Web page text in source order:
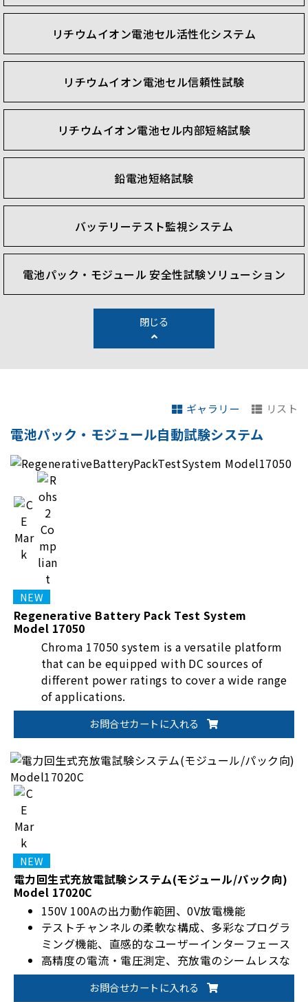
Chroma's battery module and pack test solutions
contain a charge and discharge cycler with BMS
EV energy storage. In accordance with the demands
for battery verification or production, the number
configured to regenerate the discharged energy
back to the grid. Seamless and fast conversion
between charging and discharging current enables
simulating the actual battery usage scenarios.
Accurate measurement and high-frequency sampling
facilitate correct analysis of the battery life. The
BMS and the battery pack end of line test system
can be widely used in battery pack production lines,
providing a programmable software platform and
characteristics, signal communication, and
protection functions.
リチウムイオン電池セル活性化システム
リチウムイオン電池セル信頼性試験
リチウムイオン電池セル内部短絡試験
鉛電池短絡試験
バッテリーテスト監視システム
電池パック・モジュール 安全性試験ソリューション
閉じる
ギャラリー リスト
電池パック・モジュール自動試験システム
Regenerative Battery Pack Test System
Model 17050
Chroma 17050 system is a versatile platform
that can be equipped with DC sources of
different power ratings to cover a wide range
of applications.
お問合せカートに入れる
電力回生式充放電試験システム(モジュール/パック向)
Model 17020C
150V 100Aの出力動作範囲、0V放電機能
テストチャンネルの柔軟な構成、多彩なプログラ
ミング機能、直感的なユーザーインターフェース
高精度の電流・電圧測定、充放電のシームレスな
切り替え、安定した途切れのない電流
バッテリーモジュール/パックの設計検証、生産
お問合せカートに入れる